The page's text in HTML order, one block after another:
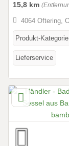
15,8 km
4064 Oftering,
Produkt-
Lieferservice